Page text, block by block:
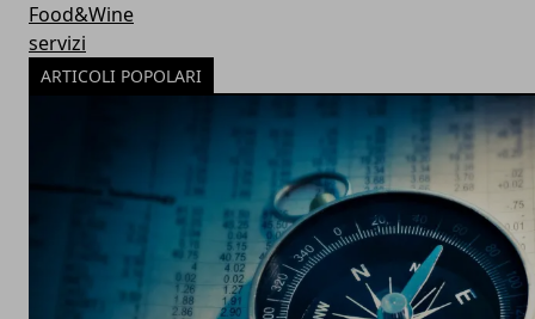
Food&Wine
servizi
ARTICOLI POPOLARI